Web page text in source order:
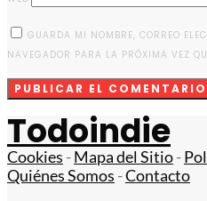
GUARDA MI NOMBRE, CORREO
NAVEGADOR PARA LA PRÓXIMA VEZ
Todoindie
Cookies -Mapa del Sitio-
Quiénes Somos -Contacto